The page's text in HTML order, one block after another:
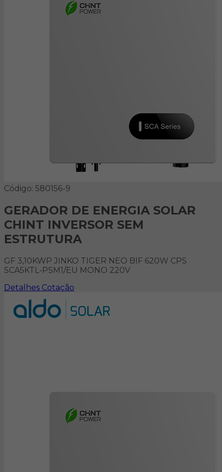
Código: 580156-9
GERADOR DE ENERGIA SOLAR
CHINT INVERSOR SEM
ESTRUTURA
GF 3,10KWP JINKO TIGER NEO BIF 620W CPS
SCA5KTL-PSM1/EU MONO 220V
Detalhes Cotação